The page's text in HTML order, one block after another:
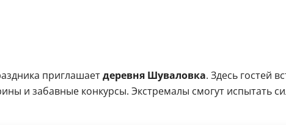
приглашаетдеревня Шуваловка. Здесь гостей
и забавные конкурсы. Экстремалы смогут испытать